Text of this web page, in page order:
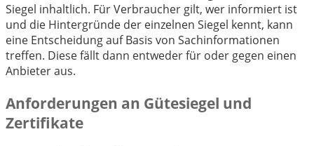
Siegel inhaltlich. Für Verbraucher gilt, wer informiert ist
und die Hintergründe der einzelnen Siegel kennt, kann
eine Entscheidung auf Basis von Sachinformationen
treffen. Diese fällt dann entweder für oder gegen einen
Anbieter aus.
Anforderungen an Gütesiegel und
Zertifikate